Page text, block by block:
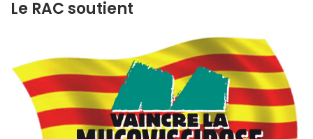
Le RAC soutient